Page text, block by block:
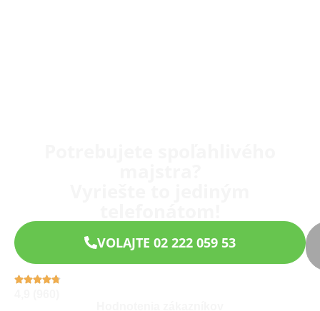
VOLAJTE 02 222 059 53